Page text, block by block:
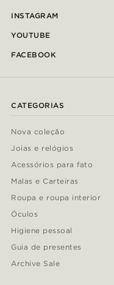
INSTAGRAM
YOUTUBE
FACEBOOK
CATEGORIAS
Nova coleção
Joias e relógios
Acessórios para fato
Malas e Carteiras
Roupa e roupa interior
Óculos
Higiene pessoal
Guia de presentes
Archive Sale